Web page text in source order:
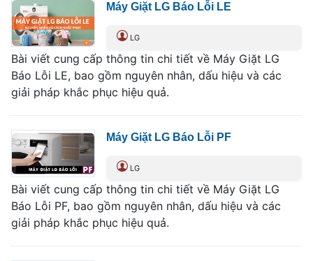
Máy Giặt LG Báo Lỗi LE
LG
Bài viết cung cấp thông tin chi tiết về Máy Giặt LG
Báo Lỗi LE, bao gồm nguyên nhân, dấu hiệu và các
giải pháp khắc phục hiệu quả.
Máy Giặt LG Báo Lỗi PF
LG
Bài viết cung cấp thông tin chi tiết về Máy Giặt LG
Báo Lỗi PF, bao gồm nguyên nhân, dấu hiệu và các
giải pháp khắc phục hiệu quả.